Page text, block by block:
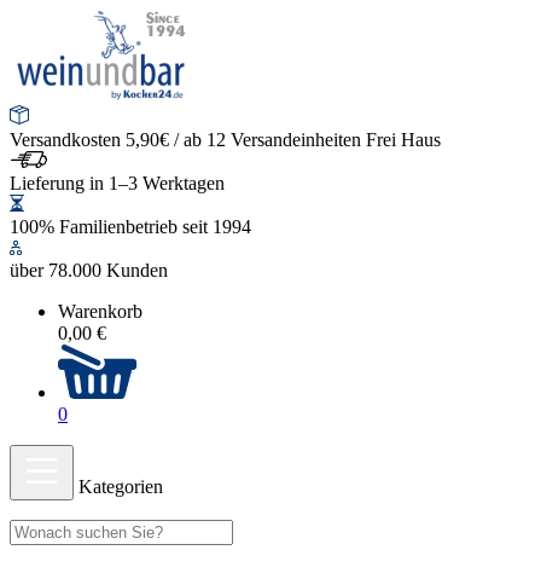
Versandkosten 5,90€ / ab 12 Versandeinheiten Frei Haus
Lieferung in 1–3 Werktagen
100% Familienbetrieb seit 1994
über 78.000 Kunden
Warenkorb
0,00 €
0
Kategorien